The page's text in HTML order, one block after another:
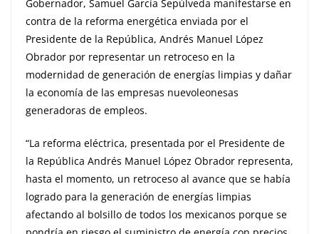
Gobernador, Samuel García Sepúlveda manifestarse en
contra de la reforma energética enviada por el
Presidente de la República, Andrés Manuel López
Obrador por representar un retroceso en la
modernidad de generación de energías limpias y dañar
la economía de las empresas nuevoleonesas
generadoras de empleos.
“La reforma eléctrica, presentada por el Presidente de
la República Andrés Manuel López Obrador representa,
hasta el momento, un retroceso al avance que se había
logrado para la generación de energías limpias
afectando al bolsillo de todos los mexicanos porque se